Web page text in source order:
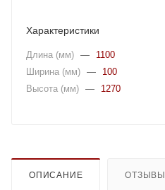
Характеристики
Длина (мм) —
1100
Ширина (мм) —
100
Высота (мм) — 1270
ОПИСАНИЕ ОТЗЫВЫ